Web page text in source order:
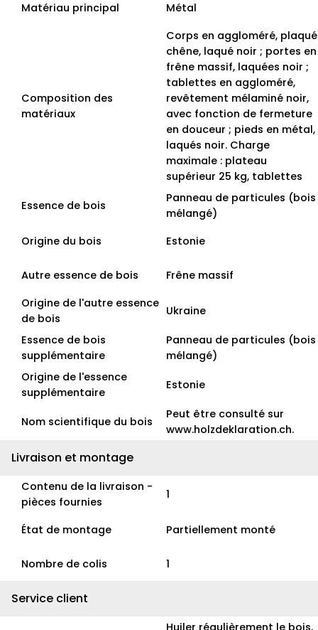
Matériau principal Métal
Composition des
matériaux
Corps en aggloméré, plaqué
chêne, laqué noir ; portes en
frêne massif, laquées noir ;
tablettes en aggloméré,
revêtement mélaminé noir,
avec fonction de fermeture
en douceur ; pieds en métal,
laqués noir. Charge
maximale : plateau
supérieur 25 kg, tablettes
Essence de bois
Panneau de particules (bois
mélangé)
Origine du bois
Estonie
Autre essence de bois
Frêne massif
Origine de l'autre essence
de bois
Ukraine
Essence de bois
supplémentaire
Panneau de particules (bois
mélangé)
Origine de l'essence
supplémentaire
Estonie
Nom scientifique du bois
Peut être consulté sur
www.holzdeklaration.ch.
Livraison et montage
Contenu de la livraison -
pièces fournies
1
État de montage Partiellement monté
Nombre de colis 1
Service client
Huiler régulièrement le bois,